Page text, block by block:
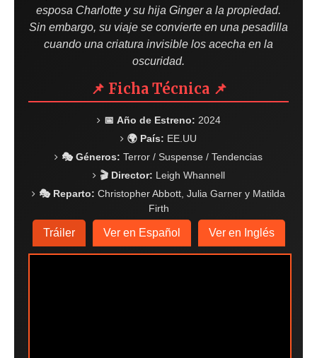
esposa Charlotte y su hija Ginger a la propiedad.
Sin embargo, su viaje se convierte en una pesadilla
cuando una criatura invisible los acecha en la
oscuridad.
📌 Ficha Técnica 📌
📅 Año de Estreno: 2024
🌍 País: EE.UU
🎭 Géneros: Terror / Suspense / Tendencias
🎬 Director: Leigh Whannell
🎭 Reparto: Christopher Abbott, Julia Garner y Matilda
Firth
Tráiler Ver en Español Ver en Inglés